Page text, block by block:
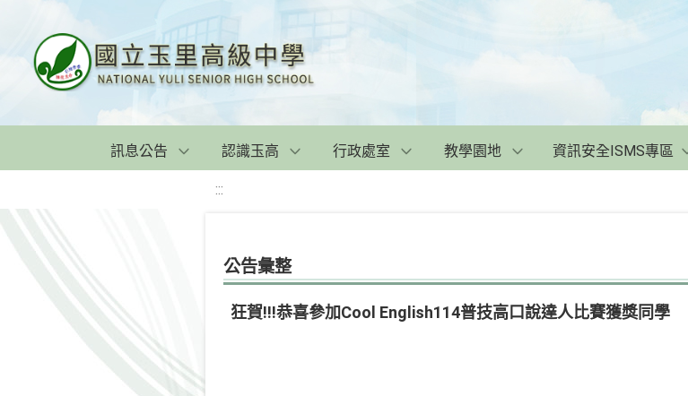
訊息公告 認識玉高 行政處室 教學園地 資訊安全ISMS專區
:::
公告彙整
狂賀!!!恭喜參加Cool English114普技高口說達人比賽獲獎同學